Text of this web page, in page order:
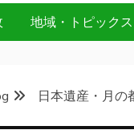
地域・トピックス
日本遺産・月の